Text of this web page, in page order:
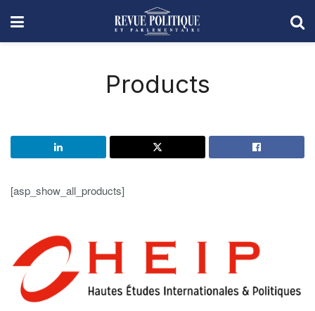
Products
[asp_show_all_products]